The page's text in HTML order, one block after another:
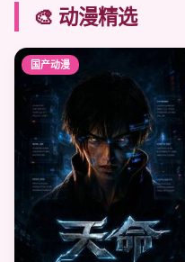
🎨 动漫精选
国产动漫